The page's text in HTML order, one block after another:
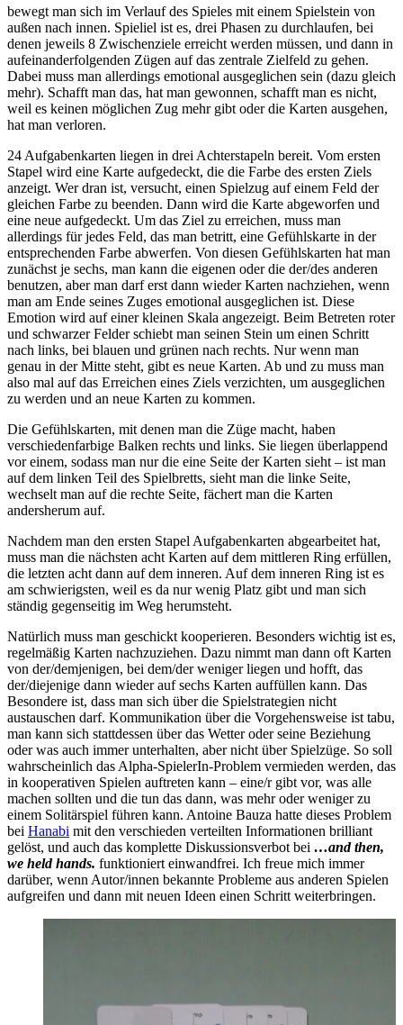
bewegt man sich im Verlauf des Spieles mit einem Spielstein von
außen nach innen. Spieliel ist es, drei Phasen zu durchlaufen, bei
denen jeweils 8 Zwischenziele erreicht werden müssen, und dann in
aufeinanderfolgenden Zügen auf das zentrale Zielfeld zu gehen.
Dabei muss man allerdings emotional ausgeglichen sein (dazu gleich
mehr). Schafft man das, hat man gewonnen, schafft man es nicht,
weil es keinen möglichen Zug mehr gibt oder die Karten ausgehen,
hat man verloren.
24 Aufgabenkarten liegen in drei Achterstapeln bereit. Vom ersten
Stapel wird eine Karte aufgedeckt, die die Farbe des ersten Ziels
anzeigt. Wer dran ist, versucht, einen Spielzug auf einem Feld der
gleichen Farbe zu beenden. Dann wird die Karte abgeworfen und
eine neue aufgedeckt. Um das Ziel zu erreichen, muss man
allerdings für jedes Feld, das man betritt, eine Gefühlskarte in der
entsprechenden Farbe abwerfen. Von diesen Gefühlskarten hat man
zunächst je sechs, man kann die eigenen oder die der/des anderen
benutzen, aber man darf erst dann wieder Karten nachziehen, wenn
man am Ende seines Zuges emotional ausgeglichen ist. Diese
Emotion wird auf einer kleinen Skala angezeigt. Beim Betreten roter
und schwarzer Felder schiebt man seinen Stein um einen Schritt
nach links, bei blauen und grünen nach rechts. Nur wenn man
genau in der Mitte steht, gibt es neue Karten. Ab und zu muss man
also mal auf das Erreichen eines Ziels verzichten, um ausgeglichen
zu werden und an neue Karten zu kommen.
Die Gefühlskarten, mit denen man die Züge macht, haben
verschiedenfarbige Balken rechts und links. Sie liegen überlappend
vor einem, sodass man nur die eine Seite der Karten sieht – ist man
auf dem linken Teil des Spielbretts, sieht man die linke Seite,
wechselt man auf die rechte Seite, fächert man die Karten
andersherum auf.
Nachdem man den ersten Stapel Aufgabenkarten abgearbeitet hat,
muss man die nächsten acht Karten auf dem mittleren Ring erfüllen,
die letzten acht dann auf dem inneren. Auf dem inneren Ring ist es
am schwierigsten, weil es da nur wenig Platz gibt und man sich
ständig gegenseitig im Weg herumsteht.
Natürlich muss man geschickt kooperieren. Besonders wichtig ist es,
regelmäßig Karten nachzuziehen. Dazu nimmt man dann oft Karten
von der/demjenigen, bei dem/der weniger liegen und hofft, das
der/diejenige dann wieder auf sechs Karten auffüllen kann. Das
Besondere ist, dass man sich über die Spielstrategien nicht
austauschen darf. Kommunikation über die Vorgehensweise ist tabu,
man kann sich stattdessen über das Wetter oder seine Beziehung
oder was auch immer unterhalten, aber nicht über Spielzüge. So soll
wahrscheinlich das Alpha-SpielerIn-Problem vermieden werden, das
in kooperativen Spielen auftreten kann – eine/r gibt vor, was alle
machen sollten und die tun das dann, was mehr oder weniger zu
einem Solitärspiel führen kann. Antoine Bauza hatte dieses Problem
bei Hanabi mit den verschieden verteilten Informationen brilliant
gelöst, und auch das komplette Diskussionsverbot bei …and then,
we held hands. funktioniert einwandfrei. Ich freue mich immer
darüber, wenn Autor/innen bekannte Probleme aus anderen Spielen
aufgreifen und dann mit neuen Ideen einen Schritt weiterbringen.